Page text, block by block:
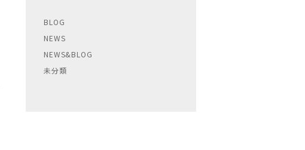
BLOG
NEWS
NEWS&BLOG
未分類